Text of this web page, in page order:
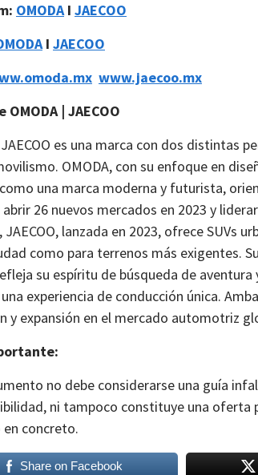
OMODAI JAECOO
I JAECOO
www.jaecoo.mx
OMODA | JAECOO
JAECOO es una marca con dos distintas
OMODA, con su enfoque en
una marca moderna y futurista,
abrir 26 nuevos mercados en 2023 y
lanzada en 2023, ofrece SUVs
como para terrenos más exigentes.
su espíritu de búsqueda de
experiencia de conducción única.
y expansión en el mercado automotriz
no debe considerarse una guía
ni tampoco constituye una oferta
en concreto.
Share on Facebook